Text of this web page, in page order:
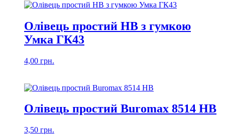
Олівець простий HB з гумкою
Умка ГК43
4,00 грн.
Олівець простий Buromax 8514 HB
3,50 грн.